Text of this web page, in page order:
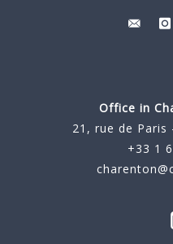
Office in
21, rue de
+33 1